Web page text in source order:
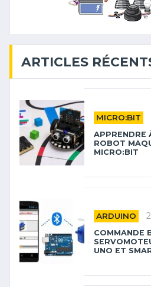
ARTICLES
MICRO:BIT
APPRENDRE
ROBOT
MICRO:BIT
ARDUINO
COMMANDE
UNO ET